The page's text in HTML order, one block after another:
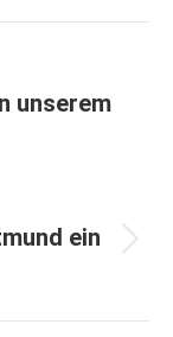
unserem
ein